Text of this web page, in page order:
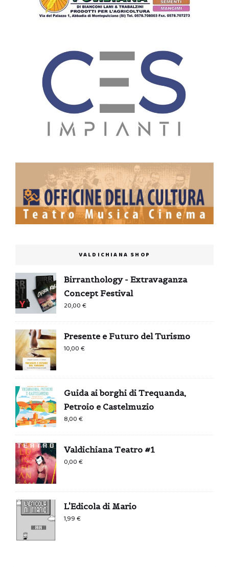
VALDICHIANA SHOP
Birranthology - Extravaganza
Concept Festival
20,00€
Presente e Futuro del Turismo
10,00€
Guida ai borghi di Trequanda,
Petroio e Castelmuzio
8,00€
Valdichiana Teatro #1
0,00€
L'Edicola di Mario
1,99€